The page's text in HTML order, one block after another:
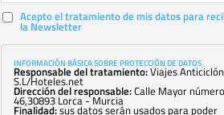
Acepto el tratamiento de mis datos para
la Newsletter
INFORMACIÓN BÁSICA SOBRE PROTECCIÓN DE DATOS
Responsable del tratamiento:Viajes Anticiclón
S.L/Hoteles.net
Dirección del responsable:Calle Mayor número
46,30893 Lorca - Murcia
Finalidad:sus datos serán usados para poder